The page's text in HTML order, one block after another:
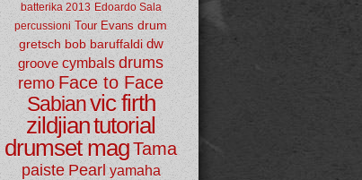
batterika 2013 Edoardo Sala
percussioni Tour Evans drum
gretsch bob baruffaldi dw
groove cymbals drums
remo Face to Face
Sabianvic firth
zildjiantutorial
drumset magTama
paiste Pearl yamaha